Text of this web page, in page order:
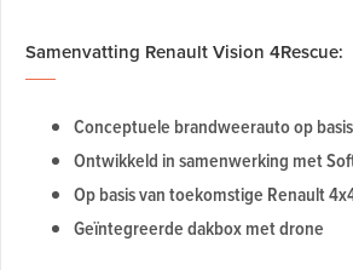
Samenvatting Renault Vision 4Rescue:
Conceptuele brandweerauto op
Ontwikkeld in samenwerking met
Op basis van toekomstige Renault
Geïntegreerde dakbox met drone